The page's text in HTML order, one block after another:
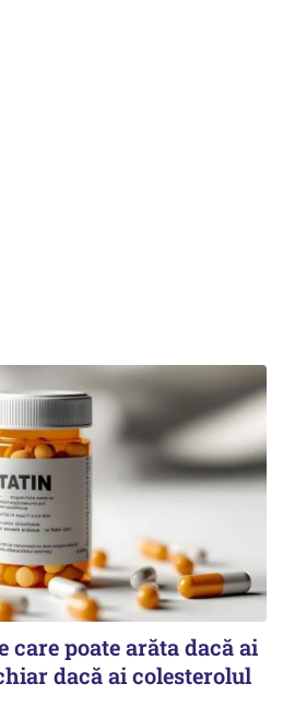
care poate arăta dacă ai
dacă ai colesterolul